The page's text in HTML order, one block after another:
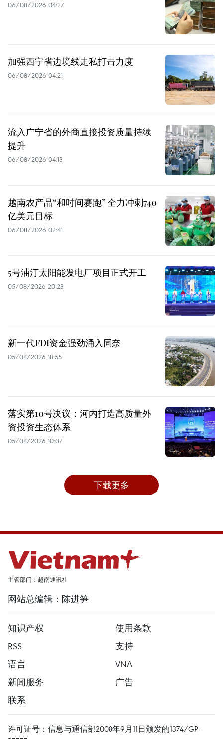
06/08/2026 04:27
加强西宁省边境线走私打击力度
06/08/2026 04:21
流入广宁省的外商直接投资质量持续
提升
06/08/2026 04:13
越南农产品“和时间赛跑” 全力冲刺740
亿美元目标
06/08/2026 02:41
5号油汀太阳能发电厂项目正式开工
05/08/2026 20:23
新一代FDI资金强劲涌入同奈
05/08/2026 18:55
落实第10号决议：河内打造高质量外
资投资生态体系
05/08/2026 10:07
下载更多
主管部门：越南通讯社
网站总编辑：陈进笋
知识产权
使用条款
RSS
支持
语言
VNA
新闻服务
广告
联系
许可证号：信息与通信部2008年9月11日颁发的1374/GP-